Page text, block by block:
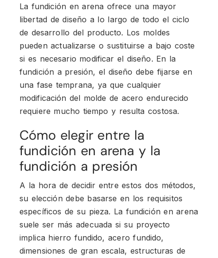
La fundición en arena ofrece una mayor
libertad de diseño a lo largo de todo el ciclo
de desarrollo del producto. Los moldes
pueden actualizarse o sustituirse a bajo coste
si es necesario modificar el diseño. En la
fundición a presión, el diseño debe fijarse en
una fase temprana, ya que cualquier
modificación del molde de acero endurecido
requiere mucho tiempo y resulta costosa.
Cómo elegir entre la
fundición en arena y la
fundición a presión
A la hora de decidir entre estos dos métodos,
su elección debe basarse en los requisitos
específicos de su pieza. La fundición en arena
suele ser más adecuada si su proyecto
implica hierro fundido, acero fundido,
dimensiones de gran escala, estructuras de